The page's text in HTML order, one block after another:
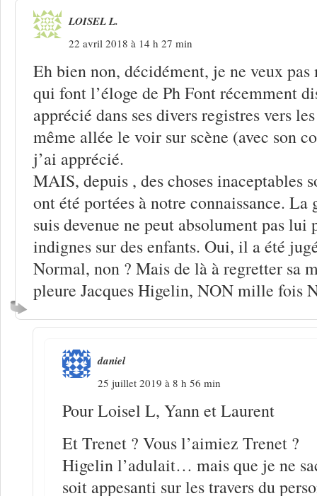
LOISEL L.
22 avril 2018 à 14 h 27 min
Eh bien non, décidément, je ne veux pas
qui font l’éloge de Ph Font récemment
apprécié dans ses divers registres vers
même allée le voir sur scène (avec son
j’ai apprécié.
MAIS, depuis , des choses inaceptables
ont été portées à notre connaissance. La
suis devenue ne peut absolument pas lui
indignes sur des enfants. Oui, il a été
Normal, non ? Mais de là à regretter sa
pleure Jacques Higelin, NON mille fois
daniel
25 juillet 2019 à 8 h 56 min
Pour Loisel L, Yann et Laurent
Et Trenet ? Vous l’aimiez Trenet ?
Higelin l’adulait… mais que je ne
soit appesanti sur les travers du